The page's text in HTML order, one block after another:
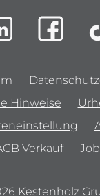
Hinweise
Verkauf
Kestenholz